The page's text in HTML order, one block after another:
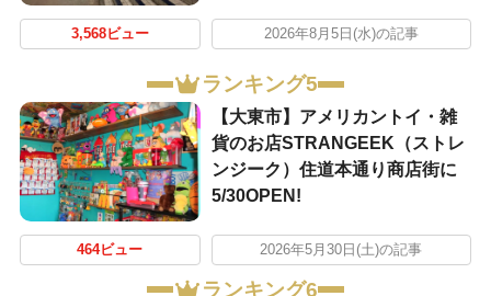
3,568ビュー 2026年8月5日(水)の記事
ランキング5
【大東市】アメリカントイ・雑
貨のお店STRANGEEK（ストレ
ンジーク）住道本通り商店街に
5/30OPEN!
464ビュー 2026年5月30日(土)の記事
ランキング6